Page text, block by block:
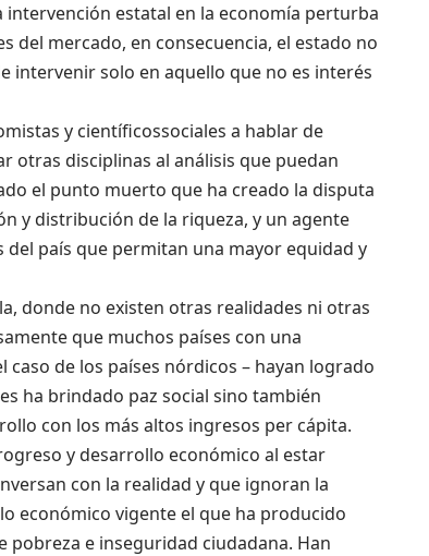
intervención estatal en la economía perturba
del mercado, en consecuencia, el estado no
intervenirsolo en aquello que no es interés
y científicossociales a hablar de
otras disciplinas al análisis que puedan
el punto muerto que ha creado la disputa
y distribución de la riqueza, y un agente
país que permitan una mayor equidad y
donde no existen otras realidades ni otras
que muchos países con una
caso de los países nórdicos – hayan logrado
ha brindado paz social sino también
con los más altos ingresos per cápita.
y desarrollo económico al estar
con la realidad yque ignoran la
económico vigente el que ha producido
pobreza e inseguridad ciudadana. Han